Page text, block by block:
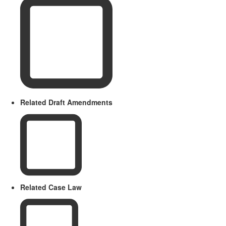
Related Draft Amendments
Related Case Law